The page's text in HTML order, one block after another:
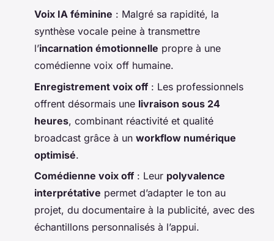
Voix IA féminine : Malgré sa rapidité, la
synthèse vocale peine à transmettre
l’incarnation émotionnelle propre à une
comédienne voix off humaine.
Enregistrement voix off : Les professionnels
offrent désormais une livraison sous 24
heures, combinant réactivité et qualité
broadcast grâce à un workflow numérique
optimisé.
Comédienne voix off : Leur polyvalence
interprétative permet d’adapter le ton au
projet, du documentaire à la publicité, avec des
échantillons personnalisés à l’appui.